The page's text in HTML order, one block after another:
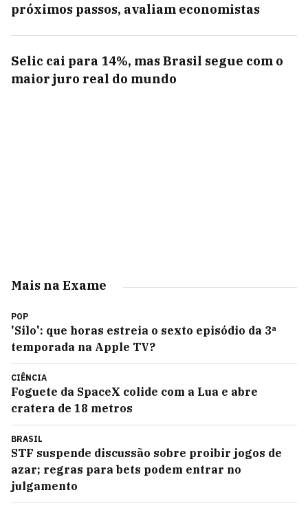
próximos passos, avaliam economistas
Selic cai para 14%, mas Brasil segue com o
maior juro real do mundo
Mais na Exame
POP
'Silo': que horas estreia o sexto episódio da 3ª
temporada na Apple TV?
CIÊNCIA
Foguete da SpaceX colide com a Lua e abre
cratera de 18 metros
BRASIL
STF suspende discussão sobre proibir jogos de
azar; regras para bets podem entrar no
julgamento